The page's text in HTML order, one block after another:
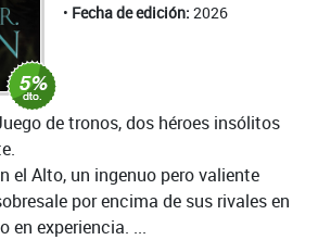
Fecha de edición: 2026
de tronos, dos héroes insólitos
el Alto, un ingenuo pero valiente
por encima de sus rivales en
en experiencia. ...